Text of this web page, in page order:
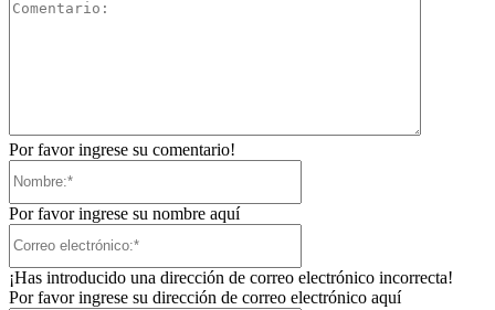
Por favor ingrese su comentario!
Por favor ingrese su nombre aquí
¡Has introducido una dirección de correo electrónico incorrecta!
Por favor ingrese su dirección de correo electrónico aquí